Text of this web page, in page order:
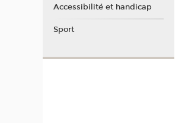
Accessibilité et handicap
Sport